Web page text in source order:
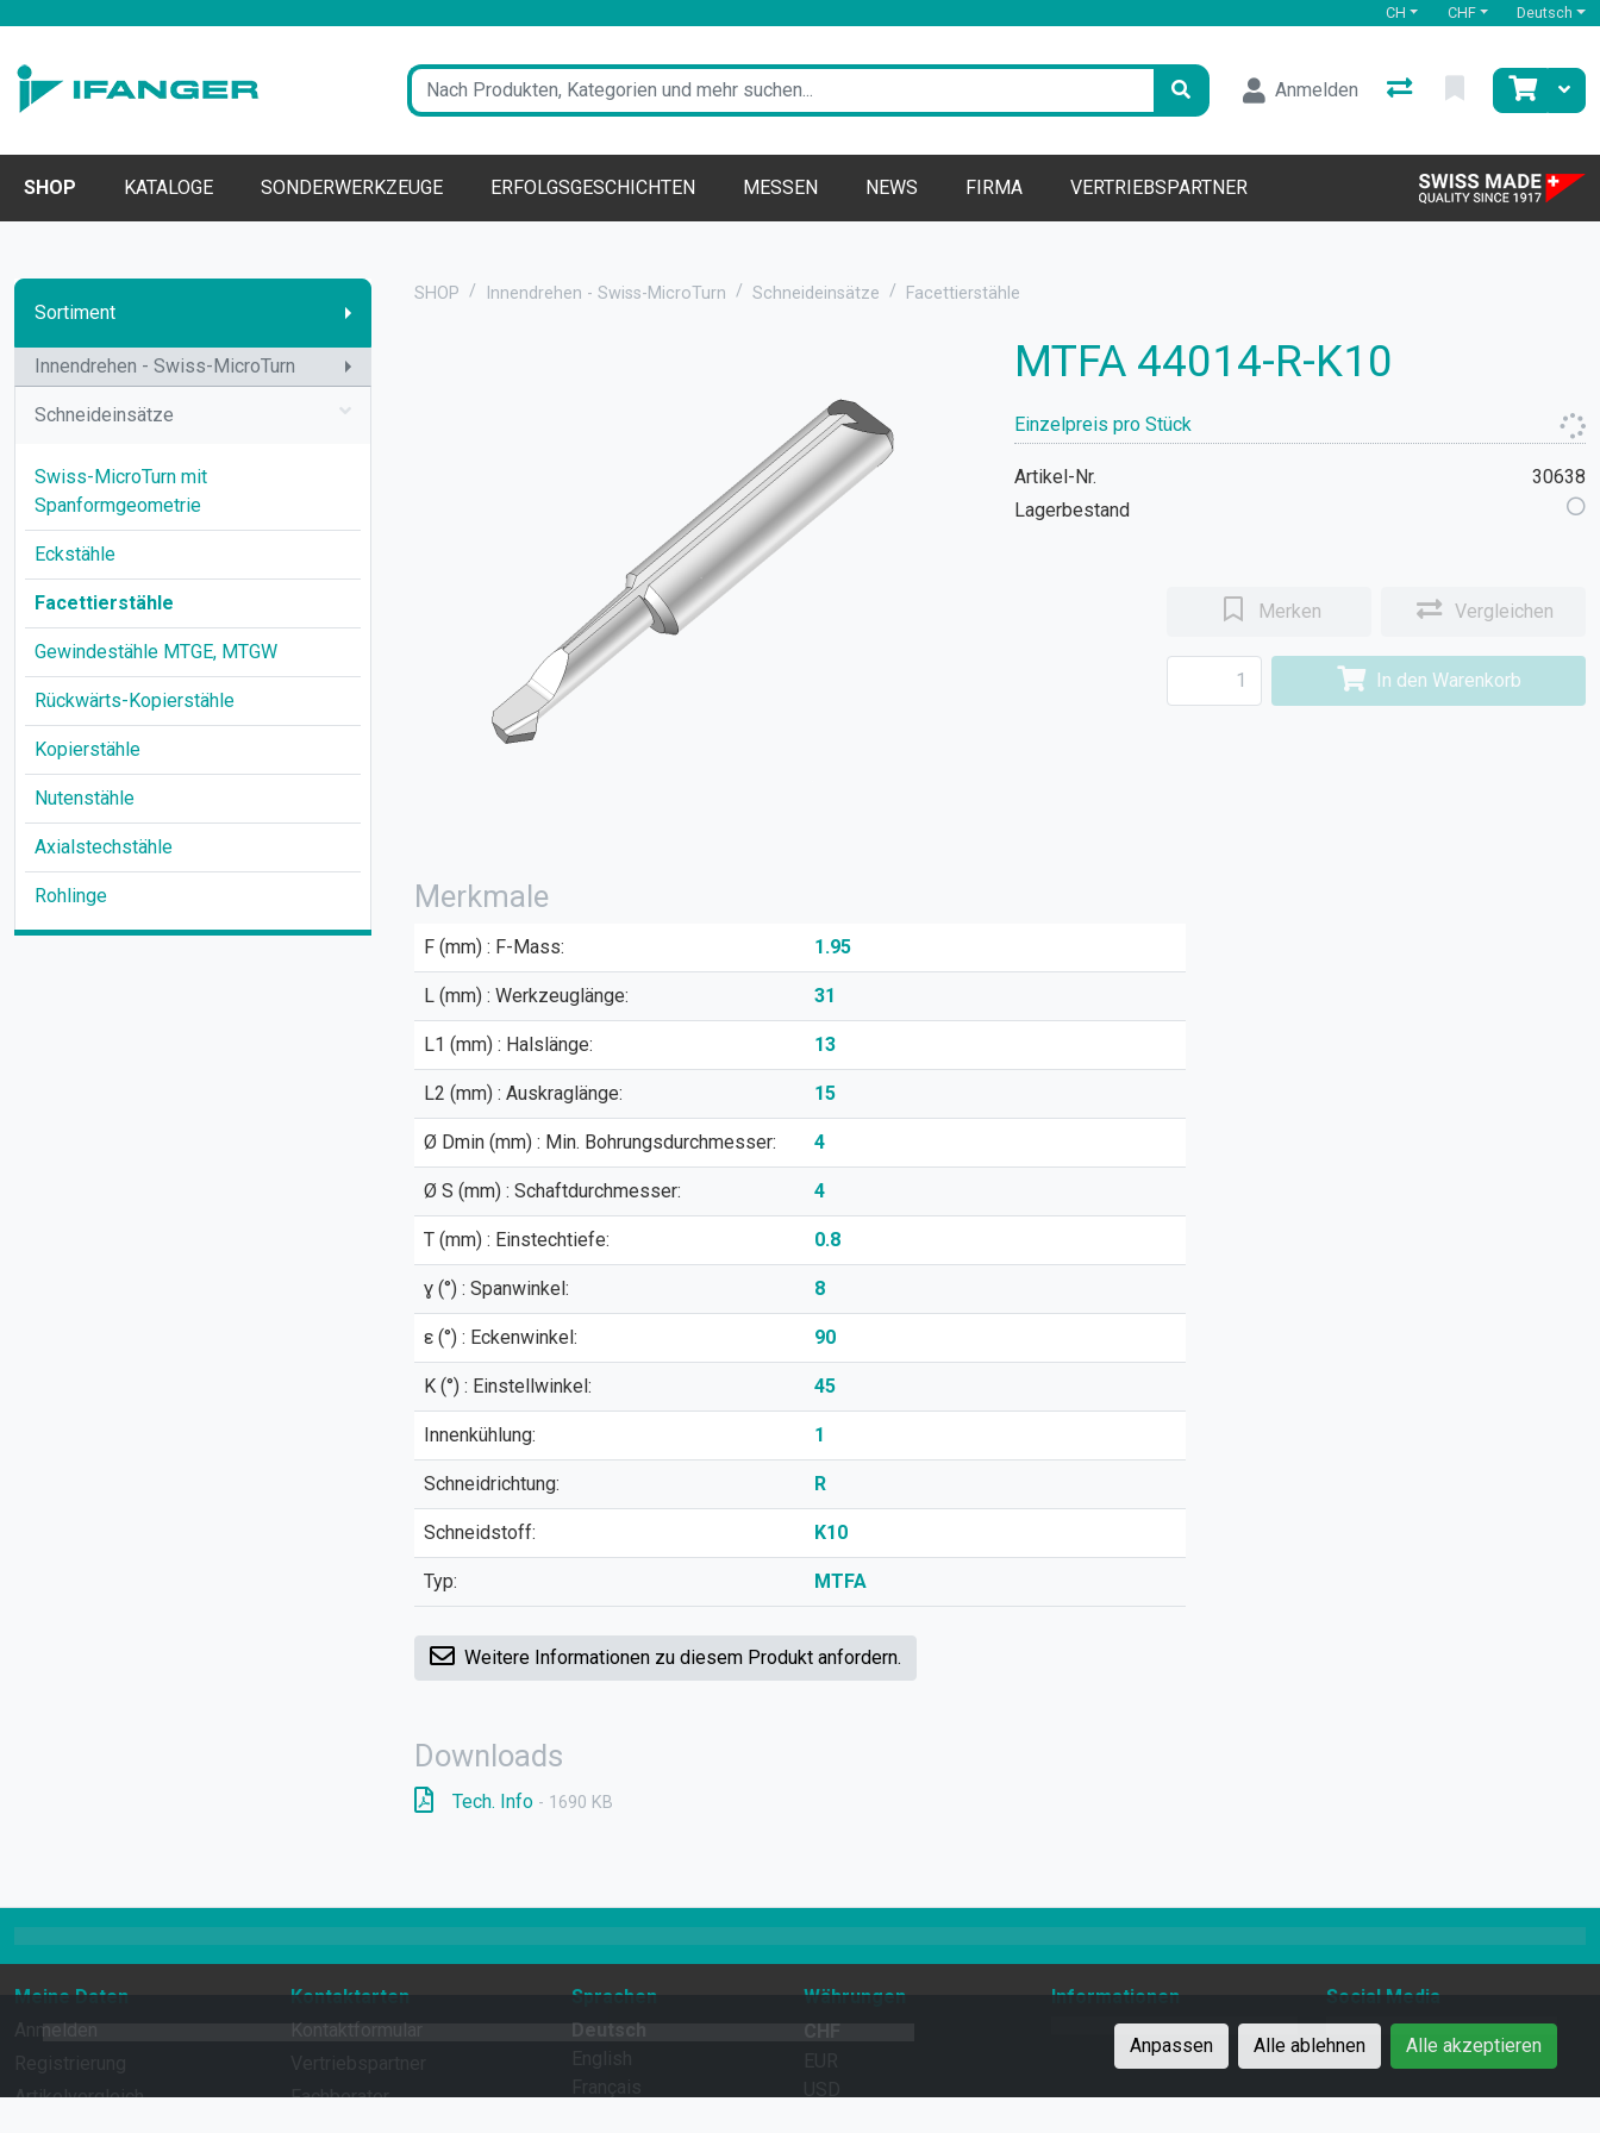
CH CHF Deutsch
Anmelden
SHOP KATALOGE SONDERWERKZEUGE ERFOLGSGESCHICHTEN MESSEN NEWS FIRMA VERTRIEBSPARTNER
Sortiment
Innendrehen - Swiss-MicroTurn
Schneideinsätze
Swiss-MicroTurn mit
Spanformgeometrie
Eckstähle
Facettierstähle
Gewindestähle MTGE, MTGW
Rückwärts-Kopierstähle
Kopierstähle
Nutenstähle
Axialstechstähle
Rohlinge
SHOP Innendrehen - Swiss-MicroTurn Schneideinsätze Facettierstähle
MTFA 44014-R-K10
Einzelpreis pro Stück
Artikel-Nr.
30638
Lagerbestand
Merken Vergleichen
In den Warenkorb
Merkmale
F (mm) : F-Mass: 1.95
L (mm) : Werkzeuglänge: 31
L1 (mm) : Halslänge: 13
L2 (mm) : Auskraglänge: 15
Ø Dmin (mm) : Min. Bohrungsdurchmesser: 4
Ø S (mm) : Schaftdurchmesser: 4
T (mm) : Einstechtiefe: 0.8
ɣ (°) : Spanwinkel: 8
ε (°) : Eckenwinkel: 90
Κ (°) : Einstellwinkel: 45
Innenkühlung: 1
Schneidrichtung: R
Schneidstoff: K10
Typ: MTFA
Weitere Informationen zu diesem Produkt anfordern.
Downloads
Tech. Info - 1690 KB
Meine Daten
Anmelden
Artikelvergleich
Kontaktarten
Kontaktformular
Fachberater
Sprachen
Deutsch
Währungen
CHF
Informationen Social Media
Anpassen Alle ablehnen Alle akzeptieren